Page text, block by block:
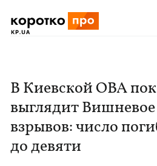
В Киевской ОВА
выглядит Вишневое
взрывов: число
до девяти